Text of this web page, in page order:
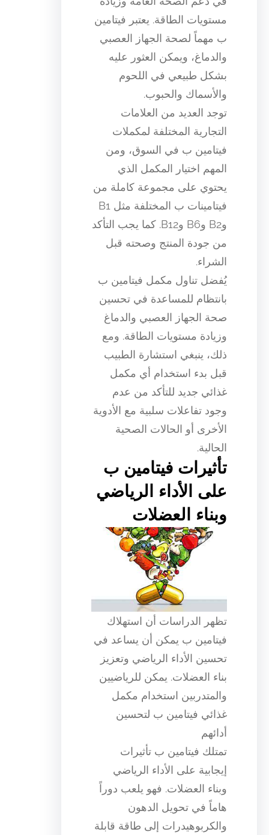
مستويات الطاقة. يعتبر فيتامين
ب مهماً لصحة الجهاز العصبي
والدماغ، ويمكن العثور عليه
بشكل طبيعي في اللحوم
والأسماك والحبوب.
توجد العديد من العلامات
التجارية المختلفة لمكملات
فيتامين ب في السوق، ومن
المهم اختيار المكمل الذي
يحتوي على مجموعة كاملة من
فيتامينات ب المختلفة مثل B1
وB2 وB6 وB12. كما يجب التأكد
من جودة المنتج وصحته قبل
الشراء.
يُفضل تناول مكمل فيتامين ب
بانتظام للمساعدة في تحسين
صحة الجهاز العصبي والدماغ
وزيادة مستويات الطاقة. ومع
ذلك، ينبغي استشارة الطبيب
قبل بدء استخدام أي مكمل
غذائي جديد للتأكد من عدم
وجود تفاعلات سلبية مع الأدوية
الأخرى أو الحالات الصحية
الحالية.
تأثيرات فيتامين ب
على الأداء الرياضي
وبناء العضلات
تظهر الدراسات أن استهلاك
فيتامين ب يمكن أن يساعد في
تحسين الأداء الرياضي وتعزيز
بناء العضلات. يمكن للرياضيين
والمتدربين استخدام مكمل
غذائي فيتامين ب لتحسين
أدائهم
تمتلك فيتامين ب تأثيرات
إيجابية على الأداء الرياضي
وبناء العضلات. فهو يلعب دوراً
هاماً في تحويل الدهون
والكربوهيدرات إلى طاقة قابلة